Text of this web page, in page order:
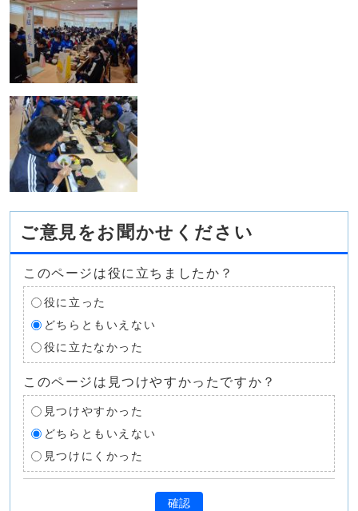
ご意見をお聞かせください
このページは役に立ちましたか？
役に立った
どちらともいえない
役に立たなかった
このページは見つけやすかったですか？
見つけやすかった
どちらともいえない
見つけにくかった
確認